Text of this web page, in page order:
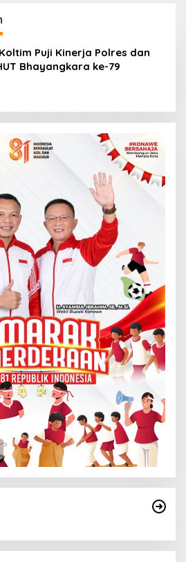
Puji Kinerja Polres dan
Bhayangkara ke-79